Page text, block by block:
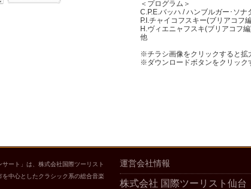
＜プログラム＞
C.P.E.バッハ / ハンブルガー･ソナ
P.I.チャイコフスキー(ブリアコフ
H.ヴィエニャフスキ(ブリアコフ
他
※チラシ画像をクリックすると拡
※ダウンロードボタンをクリック
ート」は、株式会社国際ツーリスト
を中心としたクラシック系の総合音楽
運営会社情報
株式会社 国際ツーリスト仙台